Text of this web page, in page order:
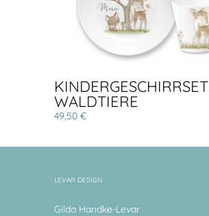
KINDERGESCHIRRSET
WALDTIERE
49,50 €
LEVAR DESIGN
Gilda Handke-Levar